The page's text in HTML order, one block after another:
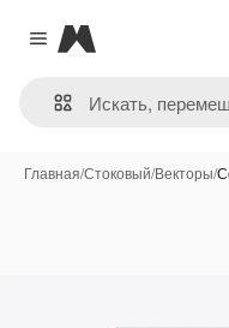
Close menu
Magnific
Главная/Стоковый/Векторы/